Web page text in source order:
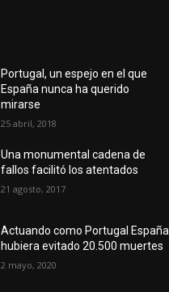
Portugal, un espejo en el que
España nunca ha querido
mirarse
25 abril, 2018
Una monumental cadena de
fallos facilitó los atentados
21 agosto, 2017
Actuando como Portugal España
hubiera evitado 20.500 muertes
2 mayo, 2020